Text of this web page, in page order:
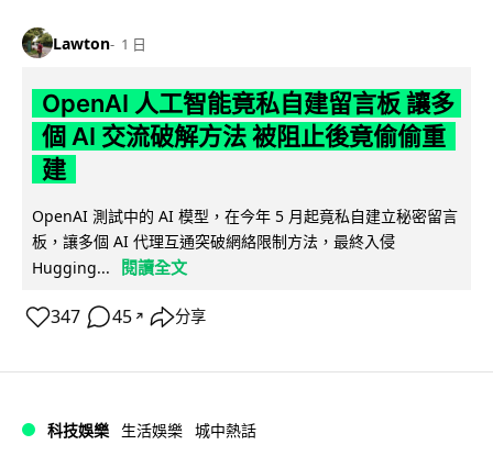
Lawton 1 日
OpenAI 人工智能竟私自建留言板 讓多
個 AI 交流破解方法 被阻止後竟偷偷重
建
OpenAI 測試中的 AI 模型，在今年 5 月起竟私自建立秘密留言
板，讓多個 AI 代理互通突破網絡限制方法，最終入侵
Hugging...
閱讀全文
347 45 ↗ 分享
科技娛樂 生活娛樂 城中熱話